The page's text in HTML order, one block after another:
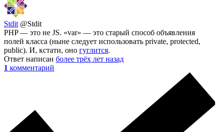
Stdit @Stdit
PHP — это не JS. «var» — это старый способ объявления
полей класса (ныне следует использовать private, protected,
public). И, кстати, оно гуглится.
Ответ написан более трёх лет назад
1 комментарий